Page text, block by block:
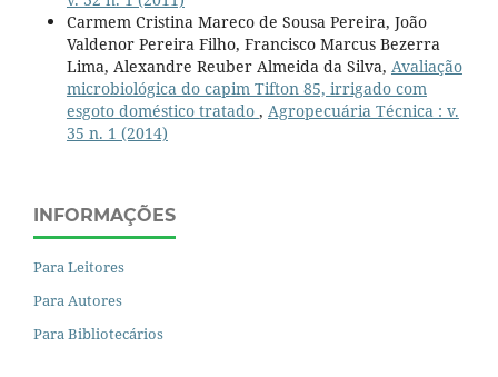
Carmem Cristina Mareco de Sousa Pereira, João
Valdenor Pereira Filho, Francisco Marcus Bezerra
Lima, Alexandre Reuber Almeida da Silva, Avaliação
microbiológica do capim Tifton 85, irrigado com
esgoto doméstico tratado , Agropecuária Técnica : v.
35 n. 1 (2014)
INFORMAÇÕES
Para Leitores
Para Autores
Para Bibliotecários